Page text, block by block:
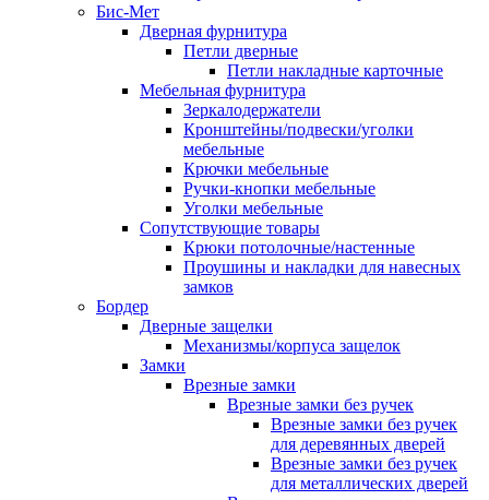
Бис-Мет
Дверная фурнитура
Петли дверные
Петли накладные карточные
Мебельная фурнитура
Зеркалодержатели
Кронштейны/подвески/уголки
мебельные
Крючки мебельные
Ручки-кнопки мебельные
Уголки мебельные
Сопутствующие товары
Крюки потолочные/настенные
Проушины и накладки для навесных
замков
Бордер
Дверные защелки
Механизмы/корпуса защелок
Замки
Врезные замки
Врезные замки без ручек
Врезные замки без ручек
для деревянных дверей
Врезные замки без ручек
для металлических дверей